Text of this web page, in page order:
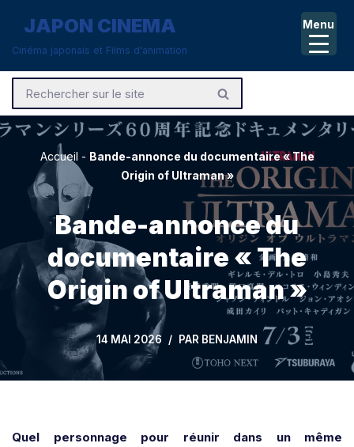
Aller
contenu
JAPON CINEMA
Cinéma japonais et Films d'animation
Accueil - Bande-annonce du documentaire « The
Origin of Ultraman »
Bande-annonce du
documentaire « The
Origin of Ultraman »
14 MAI 2026 PAR BENJAMIN
Quel personnage pour réunir dans un même
Menu